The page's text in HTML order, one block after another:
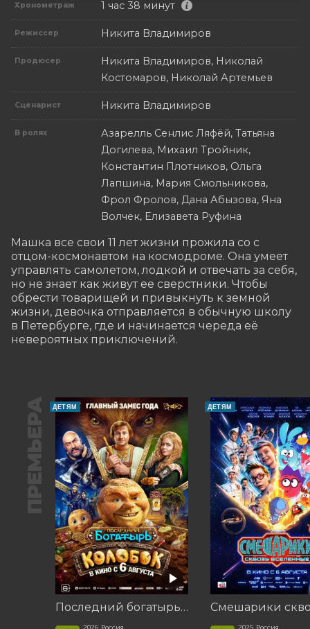
Хронометраж 1 час 38 минут
Режиссер Никита Владимиров
Продюсер
Никита Владимиров, Николай
Костомаров, Николай Артемьев
Сценарист Никита Владимиров
В ролях
Азарелль Сенлис Ляфёй, Татьяна
Догилева, Михаил Тройник,
Константин Плотников, Ольга
Лапшина, Мария Смольникова,
Фрол Фролов, Дана Абызова, Яна
Волчек, Елизавета Руфина
Машка все свои 11 лет жизни прожила со с
отцом-космонавтом на космодроме. Она умеет
управлять самолетом, лодкой и отвечать за себя,
но не знает как живут ее сверстники. Чтобы
обрести товарищей и привыкнуть к земной
жизни, девочка отправляется в обычную школу
в Петербурге, где и начинается череда её
невероятных приключений.
ПРЕМЬЕРА ДЕТЯМ
Последний богатырь. Колобок
2026, Россия
ДЕТЯМ
2025, Россия